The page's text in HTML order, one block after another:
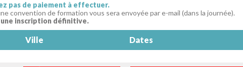
pas de paiement à effectuer.
convention de formation vous sera envoyée par e-mail (dans la journée).
inscription définitive.
Ville Dates